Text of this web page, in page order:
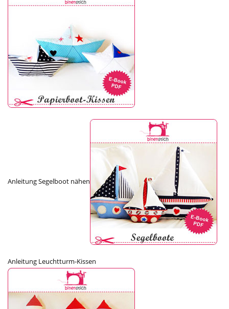
Anleitung Segelboot nähen
Anleitung Leuchtturm-Kissen